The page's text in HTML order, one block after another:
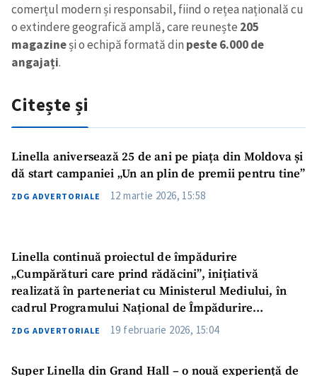
Trimite o informație
Despre ZdG
in English
на русском
comerțul modern și responsabil, fiind o rețea națională cu
o extindere geografică amplă, care reunește 205
magazineși o echipă formată din peste 6.000 de
angajați.
Citește și
Linella aniversează 25 de ani pe piața din Moldova și
dă start campaniei „Un an plin de premii pentru tine”
ZDG ADVERTORIALE 12 martie 2026, 15:58
Linella continuă proiectul de împădurire
„Cumpărături care prind rădăcini”, inițiativă
realizată în parteneriat cu Ministerul Mediului, în
cadrul Programului Național de Împădurire
„Generația Pădurii”
ZDG ADVERTORIALE 19 februarie 2026, 15:04
Super Linella din Grand Hall – o nouă experiență de